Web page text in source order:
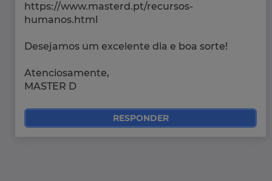
https://www.masterd.pt/recursos-
humanos.html
Desejamos um excelente dia e boa sorte!
Atenciosamente,
MASTER D
RESPONDER